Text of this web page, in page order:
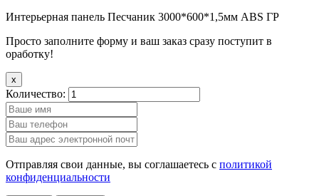
Интерьерная панель Песчаник 3000*600*1,5мм ABS ГР
Просто заполните форму и ваш заказ сразу поступит в
оработку!
x
Количество:
Отправляя свои данные, вы соглашаетесь с политикой
конфиденциальности